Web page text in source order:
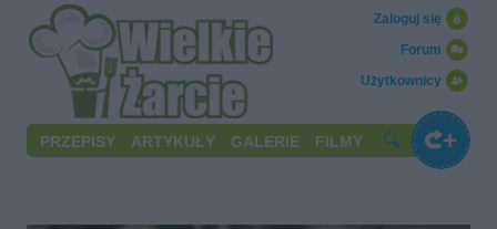
Użytkownicy
Forum
Zaloguj się
PRZEPISY ARTYKUŁY GALERIE FILMY